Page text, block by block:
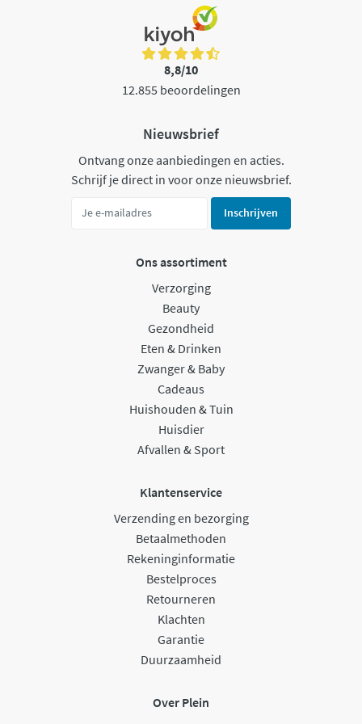
8,8/10
12.855 beoordelingen
Nieuwsbrief
Ontvang onze aanbiedingen en acties.
Schrijf je direct in voor onze nieuwsbrief.
Inschrijven
Ons assortiment
Verzorging
Beauty
Gezondheid
Eten & Drinken
Zwanger & Baby
Cadeaus
Huishouden & Tuin
Huisdier
Afvallen & Sport
Klantenservice
Verzending en bezorging
Betaalmethoden
Rekeninginformatie
Bestelproces
Retourneren
Klachten
Garantie
Duurzaamheid
Over Plein